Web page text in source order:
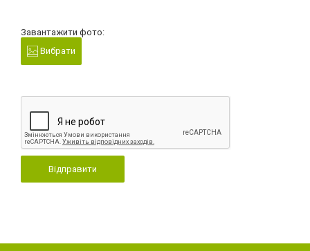
Завантажити фото:
Вибрати
Відправити